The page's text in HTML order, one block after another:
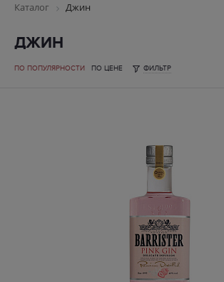
Каталог Джин
ДЖИН
ПО ПОПУЛЯРНОСТИ ПО ЦЕНЕ ФИЛЬТР